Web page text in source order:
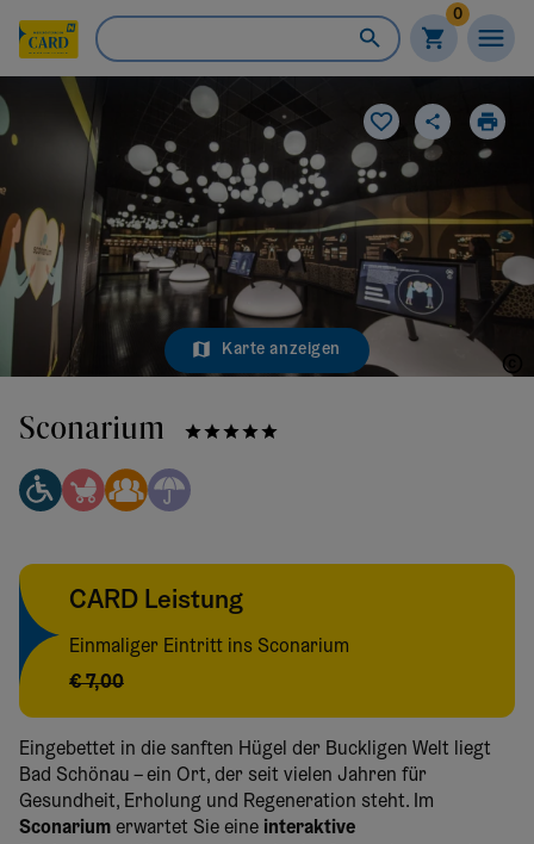
0
Karte anzeigen
Sconarium
CARD Leistung
Einmaliger Eintritt ins Sconarium
€ 7,00
Eingebettet in die sanften Hügel der Buckligen Welt liegt
Bad Schönau – ein Ort, der seit vielen Jahren für
Gesundheit, Erholung und Regeneration steht. Im
Sconarium erwartet Sie eine interaktive